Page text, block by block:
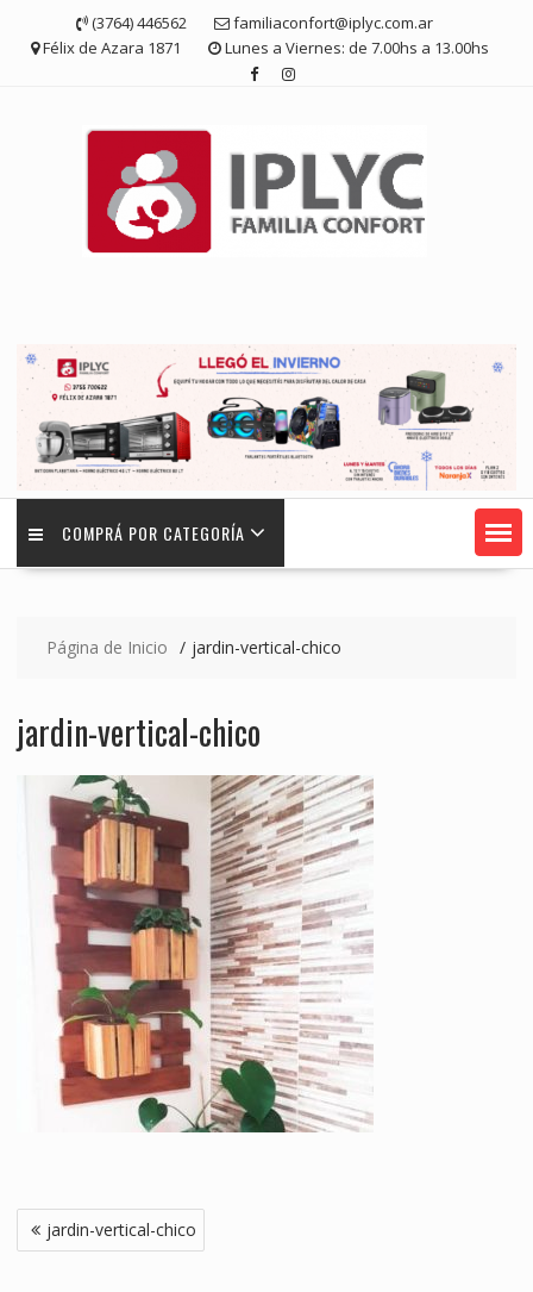
contenido
(3764) 446562
familiaconfort@iplyc.com.ar
Félix de Azara 1871
Lunes a Viernes: de 7.00hs a 13.00hs
COMPRÁ POR CATEGORÍA
Página de Inicio jardin-vertical-chico
jardin-vertical-chico
Navegación
de
jardin-vertical-chico